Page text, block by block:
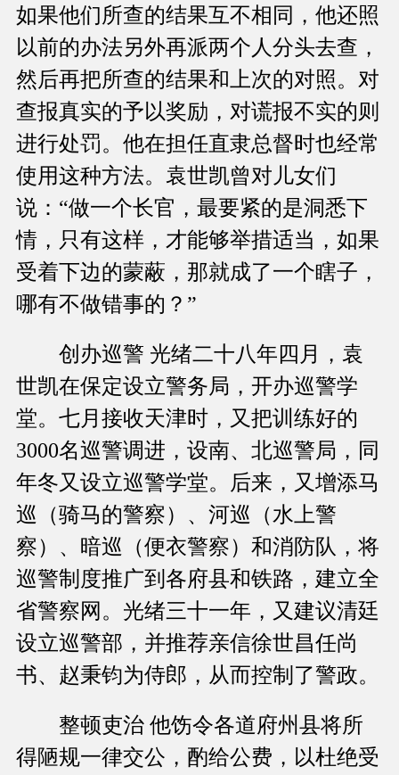
如果他们所查的结果互不相同，他还照
以前的办法另外再派两个人分头去查，
然后再把所查的结果和上次的对照。对
查报真实的予以奖励，对谎报不实的则
进行处罚。他在担任直隶总督时也经常
使用这种方法。袁世凯曾对儿女们
说：“做一个长官，最要紧的是洞悉下
情，只有这样，才能够举措适当，如果
受着下边的蒙蔽，那就成了一个瞎子，
哪有不做错事的？”
创办巡警 光绪二十八年四月，袁
世凯在保定设立警务局，开办巡警学
堂。七月接收天津时，又把训练好的
3000名巡警调进，设南、北巡警局，同
年冬又设立巡警学堂。后来，又增添马
巡（骑马的警察）、河巡（水上警
察）、暗巡（便衣警察）和消防队，将
巡警制度推广到各府县和铁路，建立全
省警察网。光绪三十一年，又建议清廷
设立巡警部，并推荐亲信徐世昌任尚
书、赵秉钧为侍郎，从而控制了警政。
整顿吏治 他饬令各道府州县将所
得陋规一律交公，酌给公费，以杜绝受